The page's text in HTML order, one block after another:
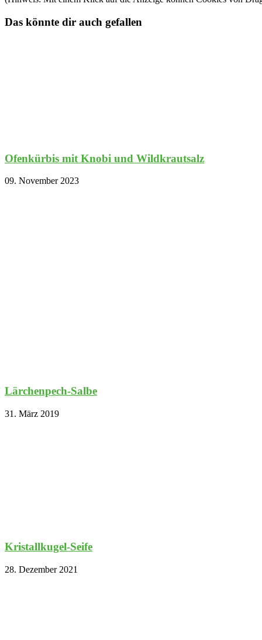
Das könnte dir auch gefallen
Ofenkürbis mit Knobi und Wildkrautsalz
09. November 2023
Lärchenpech-Salbe
31. März 2019
Kristallkugel-Seife
28. Dezember 2021